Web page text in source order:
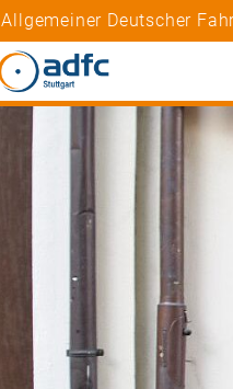
Allgemeiner Deutscher